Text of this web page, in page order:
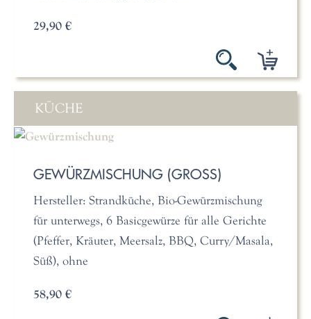
29,90 €
KÜCHE
GEWÜRZMISCHUNG (GROSS)
Hersteller: Strandküche, Bio-Gewürzmischung
für unterwegs, 6 Basicgewürze für alle Gerichte
(Pfeffer, Kräuter, Meersalz, BBQ, Curry/Masala,
Süß), ohne
58,90 €